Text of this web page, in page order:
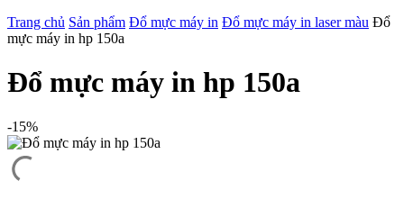
Trang chủ Sản phẩm Đổ mực máy in Đổ mực máy in laser màu Đổ
mực máy in hp 150a
Đổ mực máy in hp 150a
-15%